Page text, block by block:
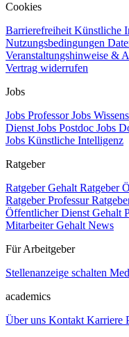
Cookies
BarrierefreiheitKünstliche
Nutzungsbedingungen
Veranstaltungshinweise &
Vertrag widerrufen
Jobs
Jobs ProfessorJobs
DienstJobs Postdoc Jobs
Jobs Künstliche Intelligenz
Ratgeber
Ratgeber GehaltRatgeber
Ratgeber Professur
Öffentlicher Dienst Gehalt
Mitarbeiter GehaltNews
Für Arbeitgeber
Stellenanzeige schalten
academics
Über uns KontaktKarriere